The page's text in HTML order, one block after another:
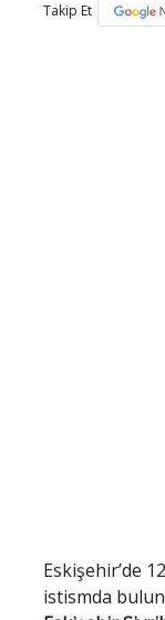
Takip Et
Eskişehir’de
istismda